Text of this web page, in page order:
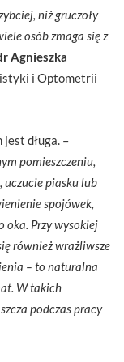
niż gruczoły
osób zmaga się z
Agnieszka
i Optometrii
długa. –
pomieszczeniu,
uczucie piasku lub
spojówek,
oka. Przy wysokiej
również wrażliwsze
– to naturalna
W takich
podczas pracy